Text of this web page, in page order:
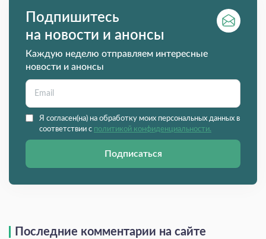
Подпишитесь
на новости и анонсы
Каждую неделю отправляем интересные
новости и анонсы
Я согласен(на) на обработку моих персональных данных в
соответствии с политикой конфиденциальности.
Подписаться
Последние комментарии на сайте